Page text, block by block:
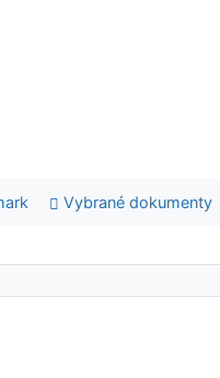
Vybrané dokumenty